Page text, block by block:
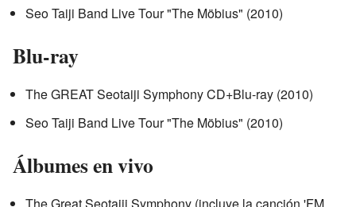
Seo Taiji Band Live Tour "The Möbius" (2010)
Blu-ray
The GREAT Seotaiji Symphony CD+Blu-ray (2010)
Seo Taiji Band Live Tour "The Möbius" (2010)
Álbumes en vivo